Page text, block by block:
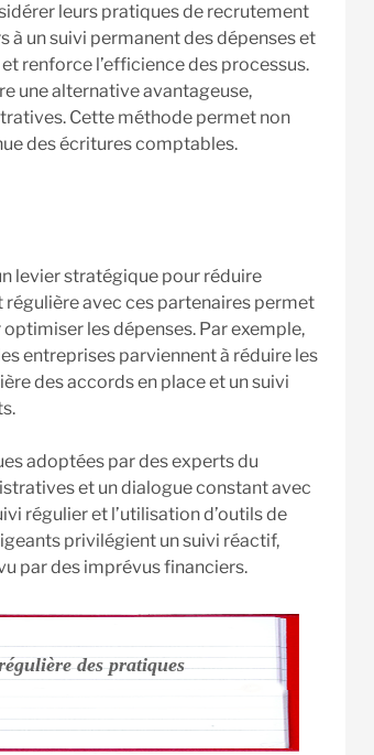
leurs pratiques de recrutement
un suivi permanent des dépenses et
renforce l’efficience des processus.
une alternative avantageuse,
Cette méthode permet non
des écritures comptables.
levier stratégique pour réduire
avec ces partenaires permet
les dépenses. Par exemple,
entreprises parviennent à réduire les
des accords en place et un suivi
adoptées par des experts du
et un dialogue constant avec
régulier et l’utilisation d’outils de
privilégient un suivi réactif,
par des imprévus financiers.
des pratiques